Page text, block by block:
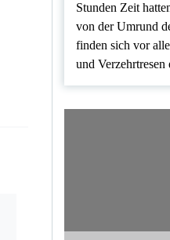
Stunden Zeit
von der Umrund
finden sich vor
und